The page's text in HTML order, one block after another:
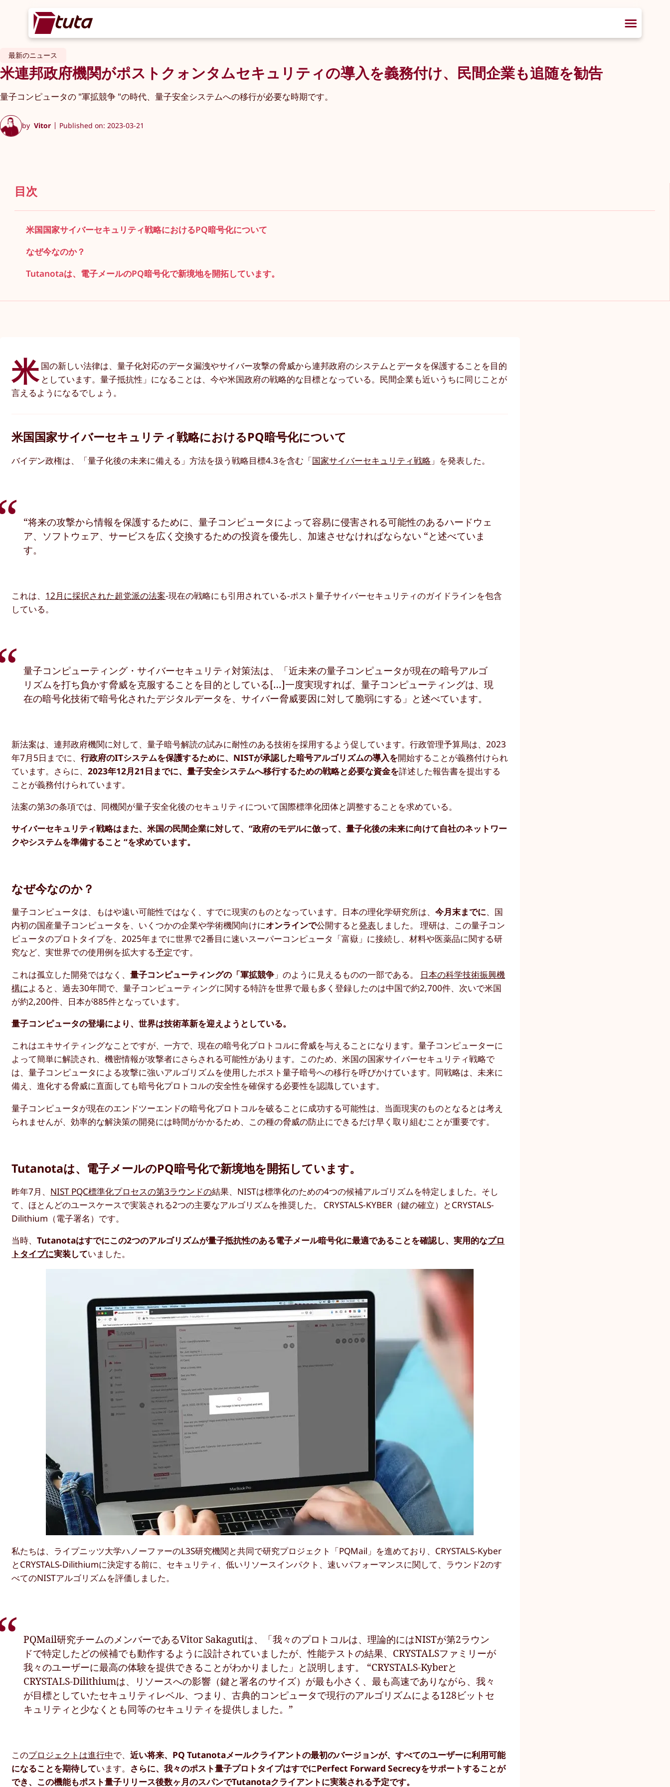
最新のニュース
米連邦政府機関がポストクォンタムセキュリティの導入を義務付け、民間企業も追随を勧告
量子コンピュータの "軍拡競争 "の時代、量子安全システムへの移行が必要な時期です。
by Vitor Published on: 2023-03-21
目次
米国国家サイバーセキュリティ戦略におけるPQ暗号化について
なぜ今なのか？
Tutanotaは、電子メールのPQ暗号化で新境地を開拓しています。
米 国の新しい法律は、量子化対応のデータ漏洩やサイバー攻撃の脅威から連邦政府のシステムとデータを保護することを目的
としています。量子抵抗性」になることは、今や米国政府の戦略的な目標となっている。民間企業も近いうちに同じことが
言えるようになるでしょう。
米国国家サイバーセキュリティ戦略におけるPQ暗号化について
バイデン政権は、「量子化後の未来に備える」方法を扱う戦略目標4.3を含む「国家サイバーセキュリティ戦略 」を発表した。
“将来の攻撃から情報を保護するために、量子コンピュータによって容易に侵害される可能性のあるハードウェ
ア、ソフトウェア、サービスを広く交換するための投資を優先し、加速させなければならない “と述べていま
す。
これは、 12月に採択された超党派の法案-現在の戦略にも引用されている-ポスト量子サイバーセキュリティのガイドラインを包含
している。
量子コンピューティング・サイバーセキュリティ対策法は、「近未来の量子コンピュータが現在の暗号アルゴ
リズムを打ち負かす脅威を克服することを目的としている[…]一度実現すれば、量子コンピューティングは、現
在の暗号化技術で暗号化されたデジタルデータを、サイバー脅威要因に対して脆弱にする」と述べています。
新法案は、連邦政府機関に対して、量子暗号解読の試みに耐性のある技術を採用するよう促しています。行政管理予算局は、2023
年7月5日までに、行政府のITシステムを保護するために、NISTが承認した暗号アルゴリズムの導入を開始することが義務付けられ
ています。さらに、2023年12月21日までに、量子安全システムへ移行するための戦略と必要な資金を詳述した報告書を提出する
ことが義務付けられています。
法案の第3の条項では、同機関が量子安全化後のセキュリティについて国際標準化団体と調整することを求めている。
サイバーセキュリティ戦略はまた、米国の民間企業に対して、“政府のモデルに倣って、量子化後の未来に向けて自社のネットワー
クやシステムを準備すること “を求めています。
なぜ今なのか？
量子コンピュータは、もはや遠い可能性ではなく、すでに現実のものとなっています。日本の理化学研究所は、今月末までに、国
内初の国産量子コンピュータを、いくつかの企業や学術機関向けにオンラインで公開すると発表しました。 理研は、この量子コン
ピュータのプロトタイプを、2025年までに世界で2番目に速いスーパーコンピュータ「富嶽」に接続し、材料や医薬品に関する研
究など、実世界での使用例を拡大する予定です。
これは孤立した開発ではなく、量子コンピューティングの「軍拡競争 」のように見えるものの一部である。 日本の科学技術振興機
構によると、過去30年間で、量子コンピューティングに関する特許を世界で最も多く登録したのは中国で約2,700件、次いで米国
が約2,200件、日本が885件となっています。
量子コンピュータの登場により、世界は技術革新を迎えようとしている。
これはエキサイティングなことですが、一方で、現在の暗号化プロトコルに脅威を与えることになります。量子コンピューターに
よって簡単に解読され、機密情報が攻撃者にさらされる可能性があります。このため、米国の国家サイバーセキュリティ戦略で
は、量子コンピュータによる攻撃に強いアルゴリズムを使用したポスト量子暗号への移行を呼びかけています。同戦略は、未来に
備え、進化する脅威に直面しても暗号化プロトコルの安全性を確保する必要性を認識しています。
量子コンピュータが現在のエンドツーエンドの暗号化プロトコルを破ることに成功する可能性は、当面現実のものとなるとは考え
られませんが、効率的な解決策の開発には時間がかかるため、この種の脅威の防止にできるだけ早く取り組むことが重要です。
Tutanotaは、電子メールのPQ暗号化で新境地を開拓しています。
昨年7月、 NIST PQC標準化プロセスの第3ラウンドの結果、NISTは標準化のための4つの候補アルゴリズムを特定しました。そし
て、ほとんどのユースケースで実装される2つの主要なアルゴリズムを推奨した。 CRYSTALS-KYBER（鍵の確立）とCRYSTALS-
Dilithium（電子署名）です。
当時、Tutanotaはすでにこの2つのアルゴリズムが量子抵抗性のある電子メール暗号化に最適であることを確認し、実用的なプロ
トタイプに実装していました。
私たちは、ライプニッツ大学ハノーファーのL3S研究機関と共同で研究プロジェクト「PQMail」を進めており、CRYSTALS-Kyber
とCRYSTALS-Dilithiumに決定する前に、セキュリティ、低いリソースインパクト、速いパフォーマンスに関して、ラウンド2のす
べてのNISTアルゴリズムを評価しました。
PQMail研究チームのメンバーであるVitor Sakagutiは、「我々のプロトコルは、理論的にはNISTが第2ラウン
ドで特定したどの候補でも動作するように設計されていましたが、性能テストの結果、CRYSTALSファミリーが
我々のユーザーに最高の体験を提供できることがわかりました」と説明します。 “CRYSTALS-Kyberと
CRYSTALS-Dilithiumは、リソースへの影響（鍵と署名のサイズ）が最も小さく、最も高速でありながら、我々
が目標としていたセキュリティレベル、つまり、古典的コンピュータで現行のアルゴリズムによる128ビットセ
キュリティと少なくとも同等のセキュリティを提供しました。”
このプロジェクトは進行中で、近い将来、PQ Tutanotaメールクライアントの最初のバージョンが、すべてのユーザーに利用可能
になることを期待しています。 さらに、我々のポスト量子プロトタイプはすでにPerfect Forward Secrecyをサポートすることが
でき、この機能もポスト量子リリース後数ヶ月のスパンでTutanotaクライアントに実装される予定です。